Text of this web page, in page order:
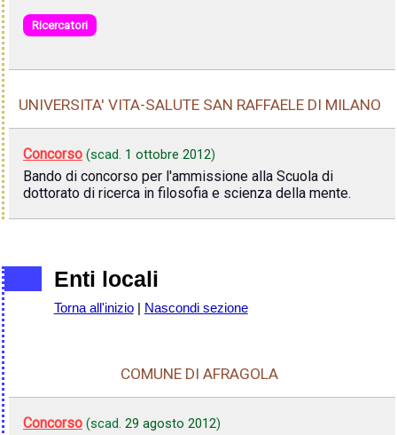
Ricercatori
UNIVERSITA' VITA-SALUTE SAN RAFFAELE DI MILANO
Concorso (scad. 1 ottobre 2012)
Bando di concorso per l'ammissione alla Scuola di
dottorato di ricerca in filosofia e scienza della mente.
Enti locali
Torna all'inizio| Nascondi sezione
COMUNE DI AFRAGOLA
Concorso (scad. 29 agosto 2012)